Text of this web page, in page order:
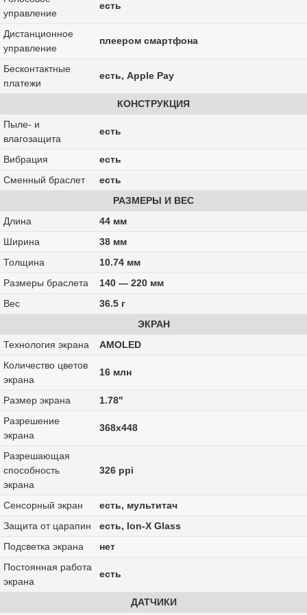
управление
есть
Дистанционное
управление
плеером смартфона
Бесконтактные
платежи
есть, Apple Pay
КОНСТРУКЦИЯ
Пыле- и
влагозащита
есть
Вибрация
есть
Сменный браслет
есть
РАЗМЕРЫ И ВЕС
Длина
44 мм
Ширина
38 мм
Толщина
10.74 мм
Размеры браслета
140 — 220 мм
Вес
36.5 г
ЭКРАН
Технология экрана
AMOLED
Количество цветов
экрана
16 млн
Размер экрана
1.78"
Разрешение
экрана
368x448
Разрешающая
способность
экрана
326 ppi
Сенсорный экран
есть, мультитач
Защита от царапин
есть, Ion-X Glass
Подсветка экрана
нет
Постоянная работа
экрана
есть
ДАТЧИКИ